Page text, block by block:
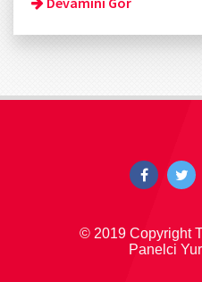
© 2019 Copyright
Panelci